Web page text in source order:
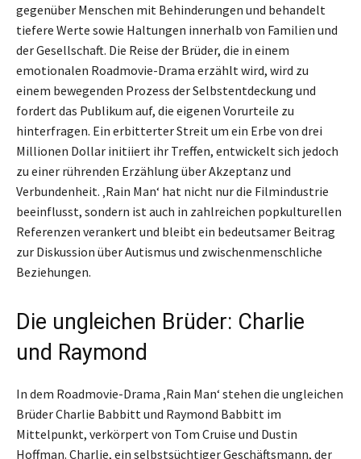
gegenüber Menschen mit Behinderungen und behandelt
tiefere Werte sowie Haltungen innerhalb von Familien und
der Gesellschaft. Die Reise der Brüder, die in einem
emotionalen Roadmovie-Drama erzählt wird, wird zu
einem bewegenden Prozess der Selbstentdeckung und
fordert das Publikum auf, die eigenen Vorurteile zu
hinterfragen. Ein erbitterter Streit um ein Erbe von drei
Millionen Dollar initiiert ihr Treffen, entwickelt sich jedoch
zu einer rührenden Erzählung über Akzeptanz und
Verbundenheit. ‚Rain Man‘ hat nicht nur die Filmindustrie
beeinflusst, sondern ist auch in zahlreichen popkulturellen
Referenzen verankert und bleibt ein bedeutsamer Beitrag
zur Diskussion über Autismus und zwischenmenschliche
Beziehungen.
Die ungleichen Brüder: Charlie
und Raymond
In dem Roadmovie-Drama ‚Rain Man‘ stehen die ungleichen
Brüder Charlie Babbitt und Raymond Babbitt im
Mittelpunkt, verkörpert von Tom Cruise und Dustin
Hoffman. Charlie, ein selbstsüchtiger Geschäftsmann, der